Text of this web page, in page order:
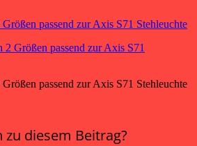
passend zur Axis S71 Stehleuchte
passend zur Axis S71 Stehleuchte
zu diesem Beitrag?